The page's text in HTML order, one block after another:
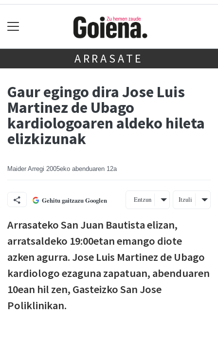
ARRASATE
Gaur egingo dira Jose Luis
Martinez de Ubago
kardiologoaren aldeko hileta
elizkizunak
Maider Arregi 2005eko abenduaren 12a
Gehitu gaitzazu Googlen Entzun Itzuli
Arrasateko San Juan Bautista elizan,
arratsaldeko 19:00etan emango diote
azken agurra. Jose Luis Martinez de Ubago
kardiologo ezaguna zapatuan, abenduaren
10ean hil zen, Gasteizko San Jose
Poliklinikan.